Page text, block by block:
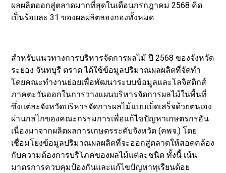
ผลผลิตออกสู่ตลาดมากที่สุดในเดือนกรกฎาคม 2568 คิด
เป็นร้อยละ 31 ของผลผลิตลองกองทั้งหมด
สำหรับแนวทางการบริหารจัดการผลไม้ ปี 2568 ของจังหวัด
ระยอง จันทบุรี ตราด ได้ใช้ข้อมูลปริมาณผลผลิตที่จัดทำ
โดยคณะทำงานย่อยเพื่อพัฒนาระบบข้อมูลและโลจิสติกส์
ภาคตะวันออกในการวางแผนบริหารจัดการผลไม้ในพื้นที่
ซึ่งแต่ละจังหวัดบริหารจัดการผลไม้แบบเบ็ดเสร็จด้วยตนเอง
ผ่านกลไกของคณะกรรมการเพื่อแก้ไขปัญหาเกษตรกรอัน
เนื่องมาจากผลิตผลการเกษตรระดับจังหวัด (คพจ.) โดย
เชื่อมโยงข้อมูลปริมาณผลผลิตที่จะออกสู่ตลาดให้สอดคล้อง
กับความต้องการบริโภคของผลไม้แต่ละชนิด ทั้งนี้ เน้น
มาตรการควบคุมป้องกันและแก้ไขปัญหาทุเรียนด้อย